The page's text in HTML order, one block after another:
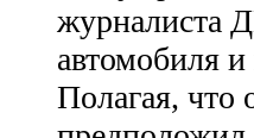
журналиста
автомобиля
Полагая, что